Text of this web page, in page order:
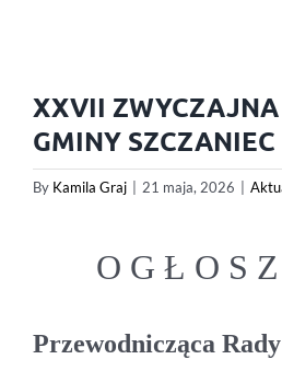
XXVII ZWYCZAJNA
GMINY SZCZANIEC
By Kamila Graj 21 maja, 2026
O G Ł O S
Przewodnicząca